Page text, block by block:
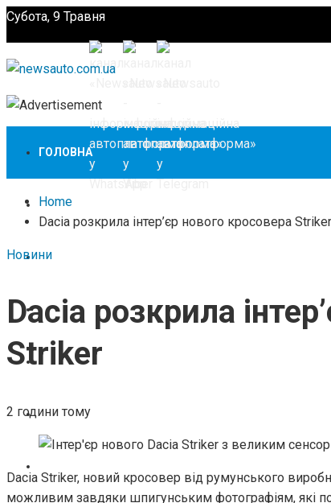
Субота, 9 Травня
ГОЛОВНА
НОВИНИ
ЗАКОНОДАВСТВО
ЗА КОРДОНОМ
ЖИТТЯ
КОМЕНТАР ЕКСПЕРТА
Home
Dacia розкрила інтер’єр нового кросовера Striker
Новини
Dacia розкрила
Striker
2 години тому
Dacia Striker, новий кросовер від румунського
можливим завдяки шпигунським фотографіям, які